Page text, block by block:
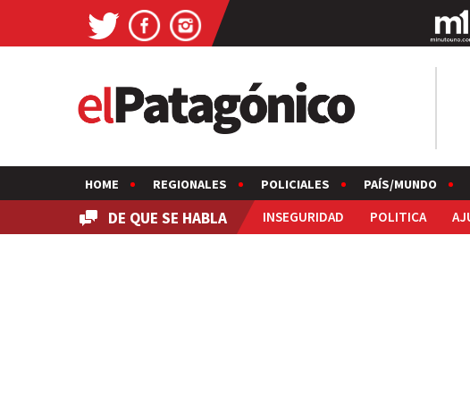
HOME REGIONALES POLICIALES PAÍS/MUNDO
DE QUE SE HABLA INSEGURIDAD POLITICA